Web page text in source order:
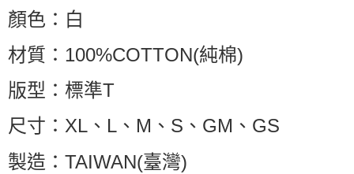
顏色：白
材質：100%COTTON(純棉)
版型：標準T
尺寸：XL、L、M、S、GM、GS
製造：TAIWAN(臺灣)